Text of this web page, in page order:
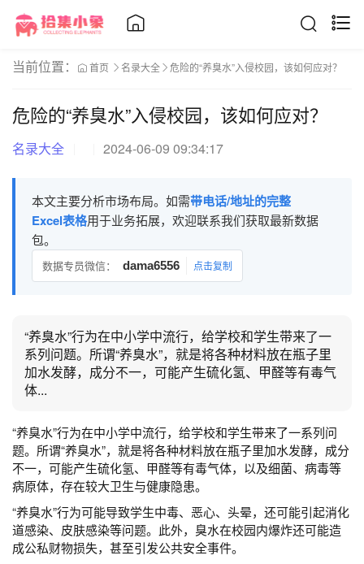
当前位置： 首页 名录大全 危险的“养臭水”入侵校园，该如何应对？
危险的“养臭水”入侵校园，该如何应对？
名录大全 2024-06-09 09:34:17
本文主要分析市场布局。如需带电话/地址的完整
Excel表格用于业务拓展，欢迎联系我们获取最新数据
包。
数据专员微信： dama6556 点击复制
“养臭水”行为在中小学中流行，给学校和学生带来了一
系列问题。所谓“养臭水”，就是将各种材料放在瓶子里
加水发酵，成分不一，可能产生硫化氢、甲醛等有毒气
体...
“养臭水”行为在中小学中流行，给学校和学生带来了一系列问
题。所谓“养臭水”，就是将各种材料放在瓶子里加水发酵，成分
不一，可能产生硫化氢、甲醛等有毒气体，以及细菌、病毒等
病原体，存在较大卫生与健康隐患。
“养臭水”行为可能导致学生中毒、恶心、头晕，还可能引起消化
道感染、皮肤感染等问题。此外，臭水在校园内爆炸还可能造
成公私财物损失，甚至引发公共安全事件。